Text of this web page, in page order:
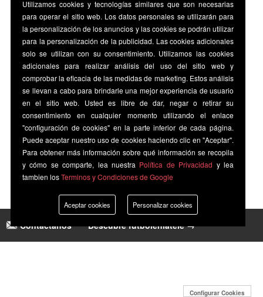
Contáctanos|Descubre futbolenlatele →
Configurar Cookies
Utilizamos cookies y tecnologías similares que son necesarias
para operar el sitio web. Los datos personales se utilizarán para
la personalización de los anuncios y las cookies se podrán utilizar
para la personalización de la publicidad. Las cookies adicionales
solo se utilizan con su consentimiento. Utilizamos las cookies
adicionales para realizar análisis del uso del sitio web y
comprobar la eficacia de las medidas de marketing. Estos análisis
se llevan a cabo para brindarle una mejor experiencia de usuario
en el sitio web. Usted es libre de dar, negar o retirar su
consentimiento en cualquier momento utilizando el enlace
"configuración de cookies" en la parte inferior de cada página.
Puede aceptar nuestro uso de cookies haciendo clic en "Aceptar".
Para obtener más información sobre qué información se recopila
y cómo se comparte, lea nuestra Política de Privacidad y lea
tambien losTerminos y Condiciones de Google
Aceptar cookies Personalizar cookies